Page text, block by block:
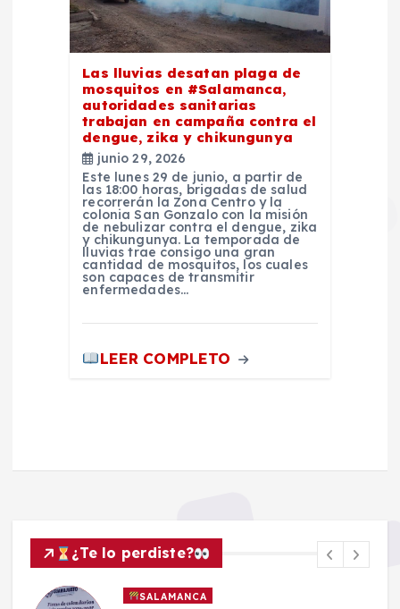
Las lluvias desatan plaga de
mosquitos en #Salamanca,
autoridades sanitarias
trabajan en campaña contra el
dengue, zika y chikungunya
junio 29, 2026
Este lunes 29 de junio, a partir de
las 18:00 horas, brigadas de salud
recorrerán la Zona Centro y la
colonia San Gonzalo con la misión
de nebulizar contra el dengue, zika
y chikungunya. La temporada de
lluvias trae consigo una gran
cantidad de mosquitos, los cuales
son capaces de transmitir
enfermedades…
LEER COMPLETO
¿Te lo perdiste?
SALAMANCA